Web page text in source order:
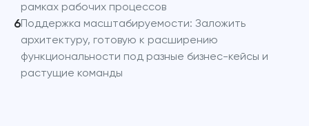
рамках рабочих процессов
6 Поддержка масштабируемости: Заложить
архитектуру, готовую к расширению
функциональности под разные бизнес-кейсы и
растущие команды